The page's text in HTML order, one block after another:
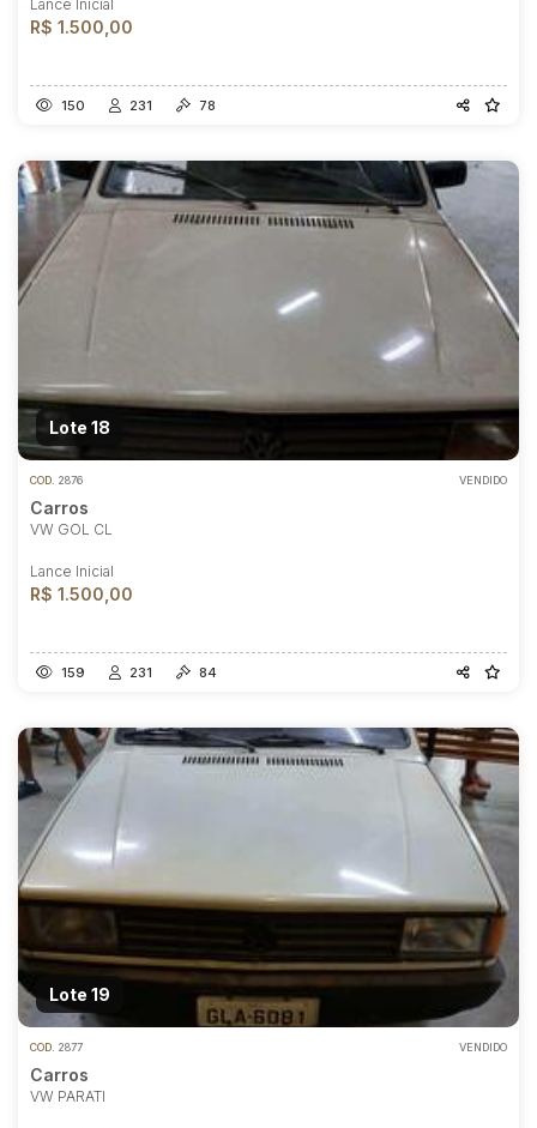
Lance Inicial
R$ 1.500,00
150 231 78
Lote 18
COD. 2876 VENDIDO
Carros
VW GOL CL
Lance Inicial
R$ 1.500,00
159 231 84
Lote 19
COD. 2877 VENDIDO
Carros
VW PARATI